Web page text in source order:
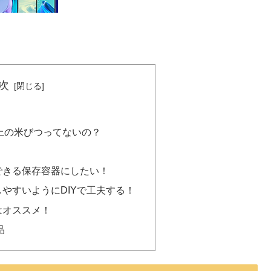
米びつってないの？
る保存容器にしたい！
すいようにDIYで工夫する！
ススメ！